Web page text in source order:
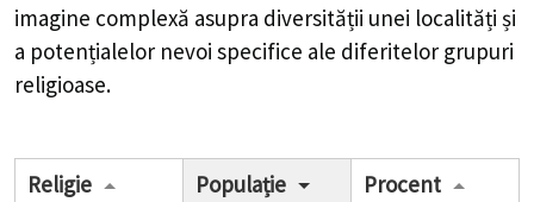
imagine complexă asupra diversității unei localități și
a potențialelor nevoi specifice ale diferitelor grupuri
religioase.
Religie Populație
Procent